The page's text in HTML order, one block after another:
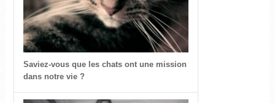
Saviez-vous que les chats ont une mission
dans notre vie ?